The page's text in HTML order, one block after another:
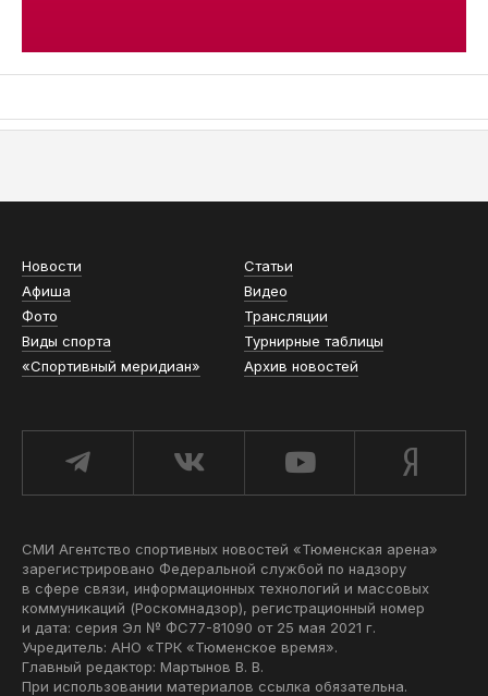
Новости
Статьи
Афиша
Видео
Фото
Трансляции
Виды спорта
Турнирные таблицы
«Спортивный меридиан»
Архив новостей
СМИ Агентство спортивных новостей «Тюменская арена»
зарегистрировано Федеральной службой по надзору
в сфере связи, информационных технологий и массовых
коммуникаций (Роскомнадзор), регистрационный номер
и дата: серия Эл № ФС77-81090 от 25 мая 2021 г.
Учредитель: АНО «ТРК «Тюменское время».
Главный редактор: Мартынов В. В.
При использовании материалов ссылка обязательна.